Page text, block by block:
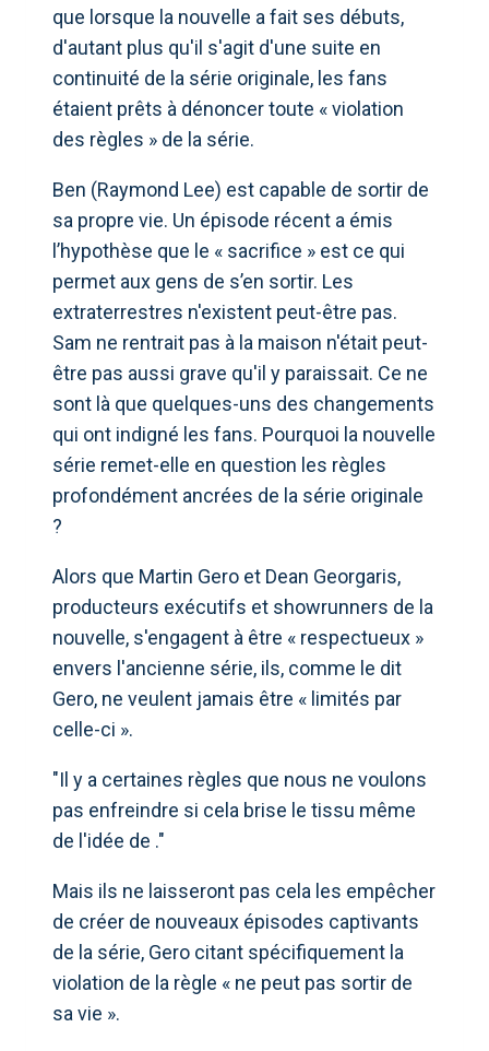
que lorsque la nouvelle a fait ses débuts,
d'autant plus qu'il s'agit d'une suite en
continuité de la série originale, les fans
étaient prêts à dénoncer toute « violation
des règles » de la série.
Ben (Raymond Lee) est capable de sortir de
sa propre vie. Un épisode récent a émis
l’hypothèse que le « sacrifice » est ce qui
permet aux gens de s’en sortir. Les
extraterrestres n'existent peut-être pas.
Sam ne rentrait pas à la maison n'était peut-
être pas aussi grave qu'il y paraissait. Ce ne
sont là que quelques-uns des changements
qui ont indigné les fans. Pourquoi la nouvelle
série remet-elle en question les règles
profondément ancrées de la série originale
?
Alors que Martin Gero et Dean Georgaris,
producteurs exécutifs et showrunners de la
nouvelle, s'engagent à être « respectueux »
envers l'ancienne série, ils, comme le dit
Gero, ne veulent jamais être « limités par
celle-ci ».
"Il y a certaines règles que nous ne voulons
pas enfreindre si cela brise le tissu même
de l'idée de ."
Mais ils ne laisseront pas cela les empêcher
de créer de nouveaux épisodes captivants
de la série, Gero citant spécifiquement la
violation de la règle « ne peut pas sortir de
sa vie ».